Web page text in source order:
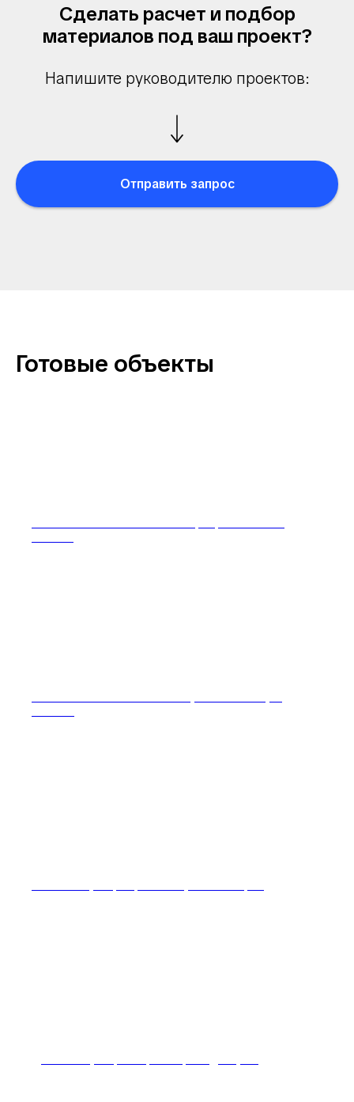
Сделать расчет и подбор
материалов под ваш проект?
Напишите руководителю проектов:
Отправить запрос
Готовые объекты